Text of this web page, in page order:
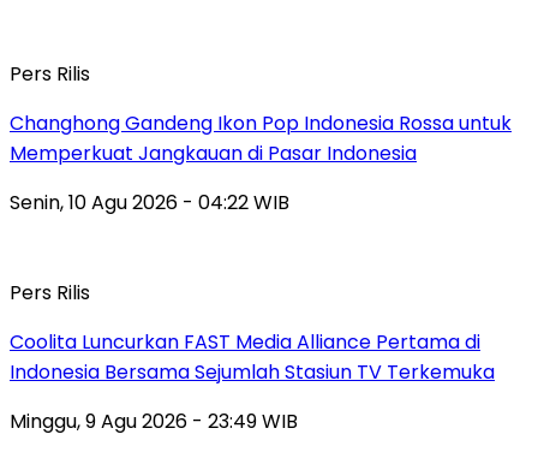
Pers Rilis
Changhong Gandeng Ikon Pop Indonesia Rossa untuk
Memperkuat Jangkauan di Pasar Indonesia
Senin, 10 Agu 2026 - 04:22 WIB
Pers Rilis
Coolita Luncurkan FAST Media Alliance Pertama di
Indonesia Bersama Sejumlah Stasiun TV Terkemuka
Minggu, 9 Agu 2026 - 23:49 WIB